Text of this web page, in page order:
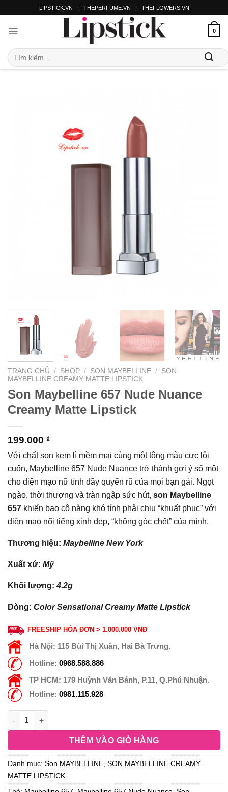
LIPSTICK.VN | THEPERFUME.VN | THEFLOWERS.VN
0
TRANG CHỦ / SHOP / SON MAYBELLINE / SON
MAYBELLINE CREAMY MATTE LIPSTICK
Son Maybelline 657 Nude Nuance
Creamy Matte Lipstick
199.000 ₫
Với chất son kem lì mềm mại cùng một tông màu cực lôi
cuốn, Maybelline 657 Nude Nuance trở thành gợi ý số một
cho diện mạo nữ tính đầy quyến rũ của mọi bạn gái. Ngọt
ngào, thời thượng và tràn ngập sức hút, son Maybelline
657 khiến bao cô nàng khó tính phải chịu “khuất phục” với
diện mạo nổi tiếng xinh đẹp, “không góc chết” của mình.
Thương hiệu: Maybelline New York
Xuất xứ: Mỹ
Khối lượng:4.2g
Dòng: Color Sensational Creamy Matte Lipstick
FREESHIP HÓA ĐƠN > 1.000.000 VNĐ
Hà Nội: 115 Bùi Thị Xuân, Hai Bà Trưng.
Hotline: 0968.588.886
TP HCM: 179 Huỳnh Văn Bánh, P.11, Q.Phú Nhuận.
Hotline: 0981.115.928
THÊM VÀO GIỎ HÀNG
Danh mục: Son MAYBELLINE SON MAYBELLINE CREAMY
MATTE LIPSTICK